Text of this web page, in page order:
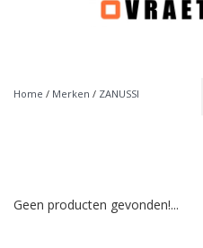
Home / Merken / ZANUSSI
Geen producten gevonden!...